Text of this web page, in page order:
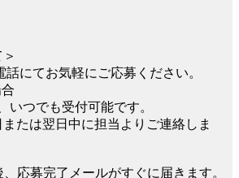
話にてお気軽にご応募ください。
いつでも受付可能です。
たは翌日中に担当よりご連絡しま
応募完了メールがすぐに届きます。